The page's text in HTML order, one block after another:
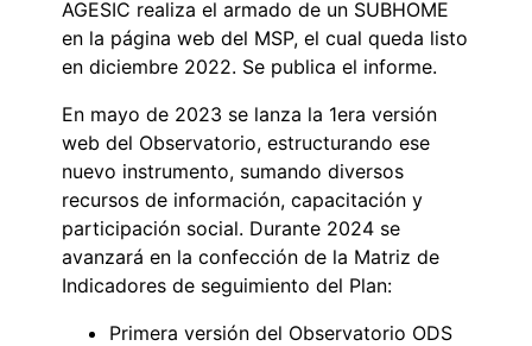
AGESIC realiza el armado de un SUBHOME
en la página web del MSP, el cual queda listo
en diciembre 2022. Se publica el informe.
En mayo de 2023 se lanza la 1era versión
web del Observatorio, estructurando ese
nuevo instrumento, sumando diversos
recursos de información, capacitación y
participación social. Durante 2024 se
avanzará en la confección de la Matriz de
Indicadores de seguimiento del Plan:
Primera versión del Observatorio ODS